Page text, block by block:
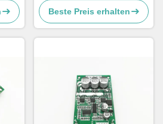
RPM-Meter | Hochpräzise
Geschwindigkeitsanzeige 0–
99999 U/min | Kompatibel
Beste Preis erhalten